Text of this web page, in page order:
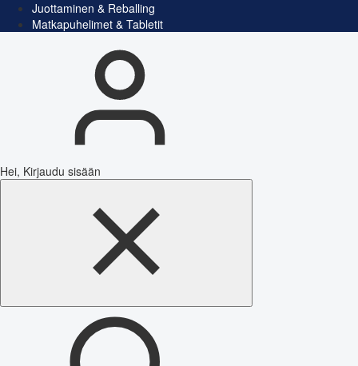
Juottaminen & Reballing
Matkapuhelimet & Tabletit
Hei, Kirjaudu sisään